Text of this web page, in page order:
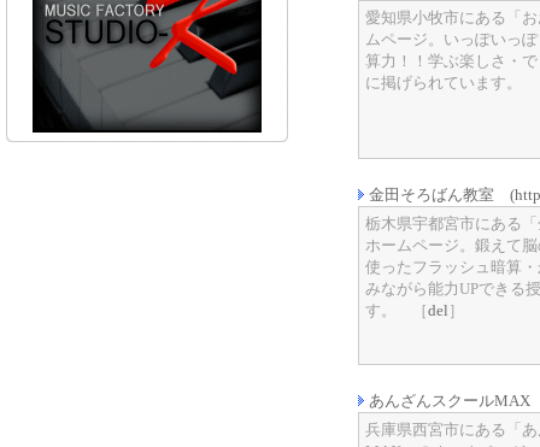
愛知県小牧市にある「
ムページ。いっぽいっ
算力！！学ぶ楽しさ・
に掲げられています。
金田そろばん教室
栃木県宇都宮市にある
ホームページ。鍛えて
使ったフラッシュ暗算
みながら能力UPできる
す。 ［del ］
あんざんスクールMAX
兵庫県西宮市にある「